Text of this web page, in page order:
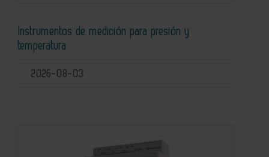
Instrumentos de medición para presión y
temperatura
2026-08-03